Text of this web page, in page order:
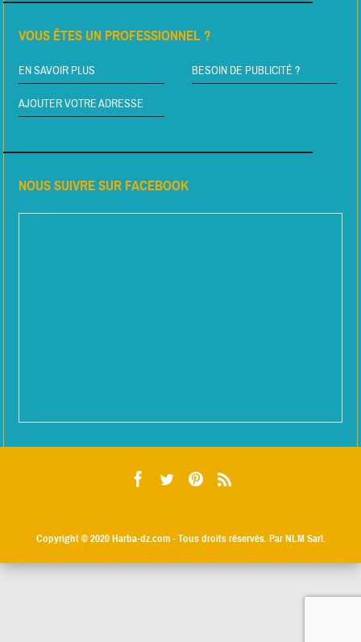
VOUS ÊTES UN PROFESSIONNEL ?
EN SAVOIR PLUS BESOIN DE PUBLICITÉ ?
AJOUTER VOTRE ADRESSE
NOUS SUIVRE SUR FACEBOOK
Copyright © 2020Harba-dz.com- Tous droits réservés. Par NLM Sarl.